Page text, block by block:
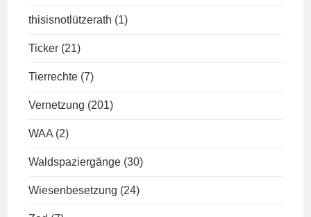
thisisnotlützerath (1)
Ticker (21)
Tierrechte (7)
Vernetzung (201)
WAA (2)
Waldspaziergänge (30)
Wiesenbesetzung (24)